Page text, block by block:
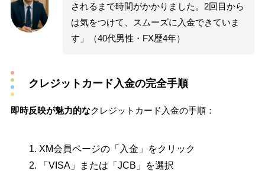
されるまで時間がかかりました。2回目から
は気をつけて、スムーズに入金できていま
す」（40代男性・FX歴4年）
クレジットカード入金の完全手順
即時反映が魅力的なクレジットカード入金の手順：
XM会員ページの「入金」をクリック
「VISA」または「JCB」を選択